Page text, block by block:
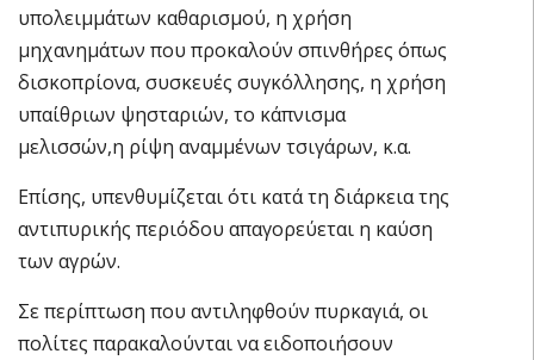
υπολειμμάτων καθαρισμού, η χρήση
μηχανημάτων που προκαλούν σπινθήρες όπως
δισκοπρίονα, συσκευές συγκόλλησης, η χρήση
υπαίθριων ψησταριών, το κάπνισμα
μελισσών,η ρίψη αναμμένων τσιγάρων, κ.α.
Επίσης, υπενθυμίζεται ότι κατά τη διάρκεια της
αντιπυρικής περιόδου απαγορεύεται η καύση
των αγρών.
Σε περίπτωση που αντιληφθούν πυρκαγιά, οι
πολίτες παρακαλούνται να ειδοποιήσουν